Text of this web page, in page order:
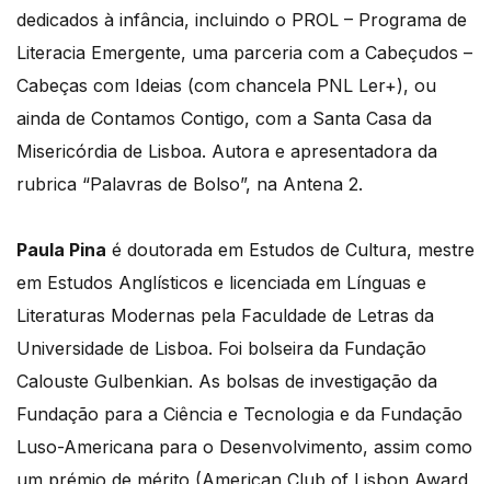
dedicados à infância, incluindo o PROL – Programa de
Literacia Emergente, uma parceria com a Cabeçudos –
Cabeças com Ideias (com chancela PNL Ler+), ou
ainda de Contamos Contigo, com a Santa Casa da
Misericórdia de Lisboa. Autora e apresentadora da
rubrica “Palavras de Bolso”, na Antena 2.
Paula Pina é doutorada em Estudos de Cultura, mestre
em Estudos Anglísticos e licenciada em Línguas e
Literaturas Modernas pela Faculdade de Letras da
Universidade de Lisboa. Foi bolseira da Fundação
Calouste Gulbenkian. As bolsas de investigação da
Fundação para a Ciência e Tecnologia e da Fundação
Luso-Americana para o Desenvolvimento, assim como